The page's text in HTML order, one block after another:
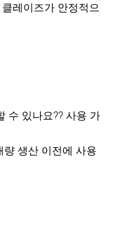
레이즈가 안정적으
수 있나요?? 사용 가
량 생산 이전에 사용